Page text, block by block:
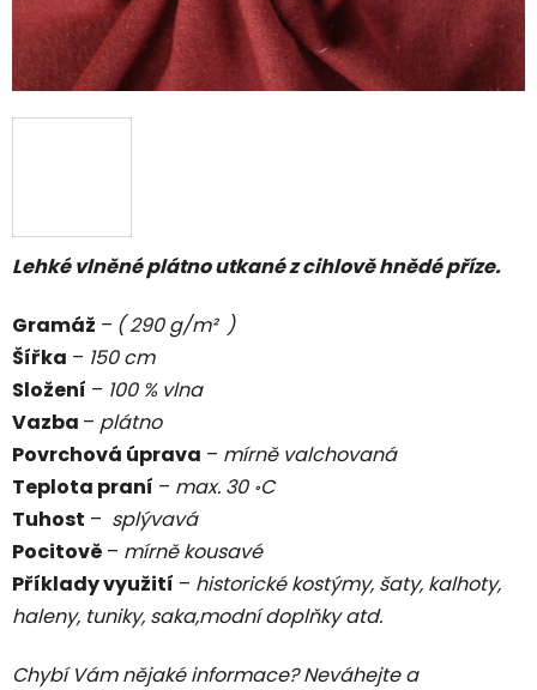
Lehké vlněné plátno utkané z cihlově hnědé příze.
Gramáž – ( 290 g/m² )
Šířka – 150 cm
Složení – 100 % vlna
Vazba – plátno
Povrchová úprava – mírně valchovaná
Teplota praní – max. 30 ॰C
Tuhost – splývavá
Pocitově – mírně kousavé
Příklady využití – historické kostýmy, šaty, kalhoty,
haleny, tuniky, saka,modní doplňky atd.
Chybí Vám nějaké informace? Neváhejte a